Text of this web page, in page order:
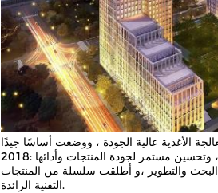
البحث والتطوير ،و أطلقت سلسلة من المنتجات
التقنية الرائدة.